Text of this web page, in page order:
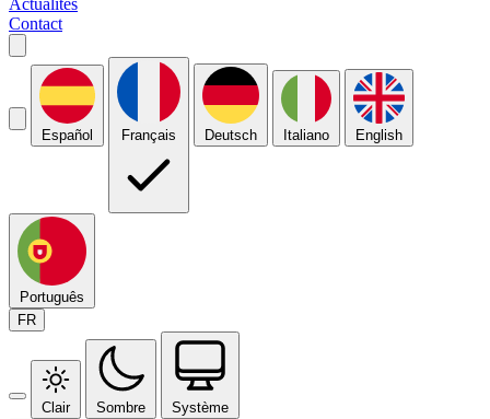
Contact
Español Français Deutsch Italiano English
Português
FR
Clair Sombre Système